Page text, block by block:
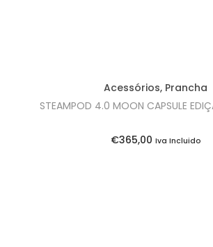
Acessórios, Prancha
STEAMPOD 4.0 MOON CAPSULE
€365,00 Iva Incluido